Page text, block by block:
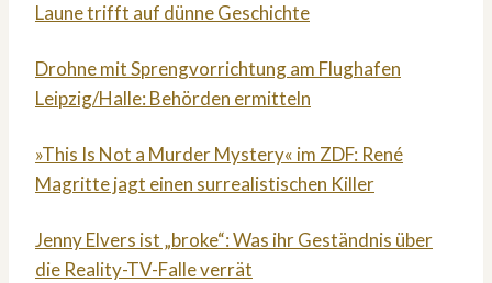
Laune trifft auf dünne Geschichte
Drohne mit Sprengvorrichtung am Flughafen
Leipzig/Halle: Behörden ermitteln
»This Is Not a Murder Mystery« im ZDF: René
Magritte jagt einen surrealistischen Killer
Jenny Elvers ist „broke“: Was ihr Geständnis über
die Reality-TV-Falle verrät